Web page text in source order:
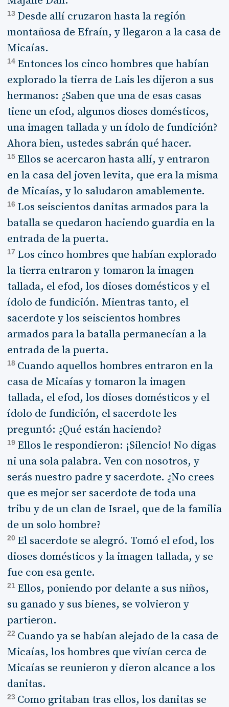
13 Desde allí cruzaron hasta la región
montañosa de Efraín, y llegaron a la casa de
Micaías.
14 Entonces los cinco hombres que habían
explorado la tierra de Lais les dijeron a sus
hermanos: ¿Saben que una de esas casas
tiene un efod, algunos dioses domésticos,
una imagen tallada y un ídolo de fundición?
Ahora bien, ustedes sabrán qué hacer.
15 Ellos se acercaron hasta allí, y entraron
en la casa del joven levita, que era la misma
de Micaías, y lo saludaron amablemente.
16 Los seiscientos danitas armados para la
batalla se quedaron haciendo guardia en la
entrada de la puerta.
17 Los cinco hombres que habían explorado
la tierra entraron y tomaron la imagen
tallada, el efod, los dioses domésticos y el
ídolo de fundición. Mientras tanto, el
sacerdote y los seiscientos hombres
armados para la batalla permanecían a la
entrada de la puerta.
18 Cuando aquellos hombres entraron en la
casa de Micaías y tomaron la imagen
tallada, el efod, los dioses domésticos y el
ídolo de fundición, el sacerdote les
preguntó: ¿Qué están haciendo?
19 Ellos le respondieron: ¡Silencio! No digas
ni una sola palabra. Ven con nosotros, y
serás nuestro padre y sacerdote. ¿No crees
que es mejor ser sacerdote de toda una
tribu y de un clan de Israel, que de la familia
de un solo hombre?
20 El sacerdote se alegró. Tomó el efod, los
dioses domésticos y la imagen tallada, y se
fue con esa gente.
21 Ellos, poniendo por delante a sus niños,
su ganado y sus bienes, se volvieron y
partieron.
22 Cuando ya se habían alejado de la casa de
Micaías, los hombres que vivían cerca de
Micaías se reunieron y dieron alcance a los
danitas.
23 Como gritaban tras ellos, los danitas se